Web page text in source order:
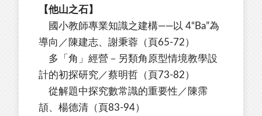
【他山之石】
國小教師專業知識之建構——以 4“Ba”為
導向／陳建志、謝秉蓉（頁65-72）
多「角」經營－另類角原型情境教學設
計的初探研究／蔡明哲（頁73-82）
從解題中探究數常識的重要性／陳霈
頡、楊德清（頁83-94）